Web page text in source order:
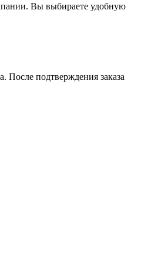
Вы выбираете удобную
После подтверждения заказа